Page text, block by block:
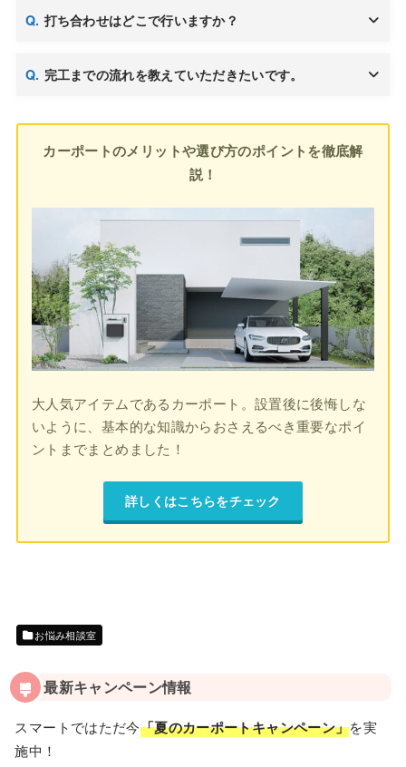
打ち合わせはどこで行いますか？
完工までの流れを教えていただきたいです。
カーポートのメリットや選び方のポイントを徹底解
説！
大人気アイテムであるカーポート。設置後に後悔しな
いように、基本的な知識からおさえるべき重要なポイ
ントまでまとめました！
詳しくはこちらをチェック
お悩み相談室
最新キャンペーン情報
スマートではただ今「夏のカーポートキャンペーン」を実
施中！